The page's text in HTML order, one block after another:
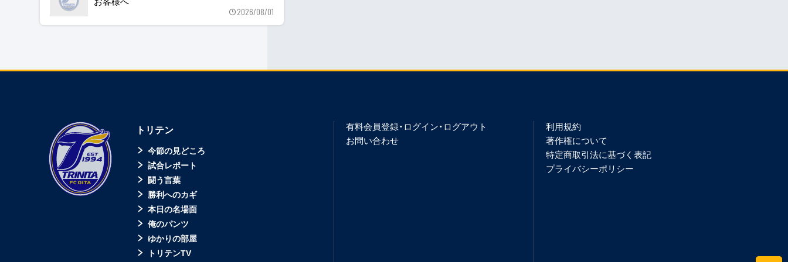
2026/08/01
トリテン
今節の見どころ
試合レポート
闘う言葉
勝利へのカギ
本日の名場面
俺のパンツ
ゆかりの部屋
トリテンTV
有料会員登録・ログイン・ログアウト
お問い合わせ
利用規約
著作権について
特定商取引法に基づく表記
プライバシーポリシー